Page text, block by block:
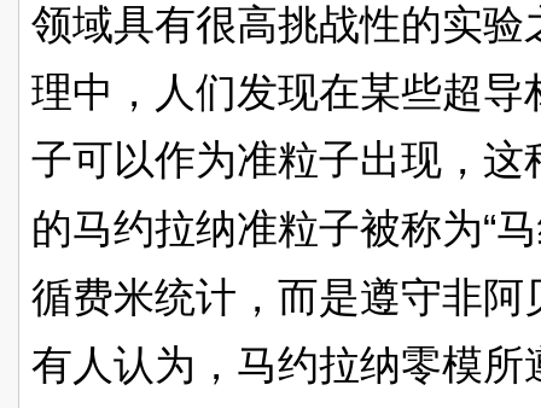
领域具有很高挑战性的实
理中，人们发现在某些超
子可以作为准粒子出现，
的马约拉纳准粒子被称为“
循费米统计，而是遵守非阿
有人认为，马约拉纳零模